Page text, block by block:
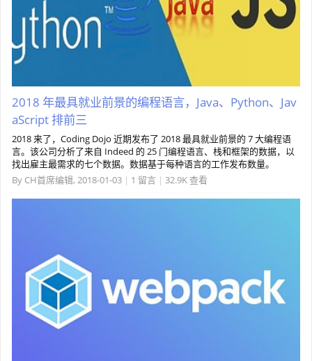
2018 年最具就业前景的编程语言，Java、Python、Jav
aScript 排前三
2018 来了，Coding Dojo 近期发布了 2018 最具就业前景的 7 大编程语
言。该公司分析了来自 Indeed 的 25 门编程语言、栈和框架的数据，以
找出雇主最需求的七个数据。数据基于每种语言的工作发布数量。
By CH首席编辑, 2018-01-03 | 1 留言 | 32.9K 查看